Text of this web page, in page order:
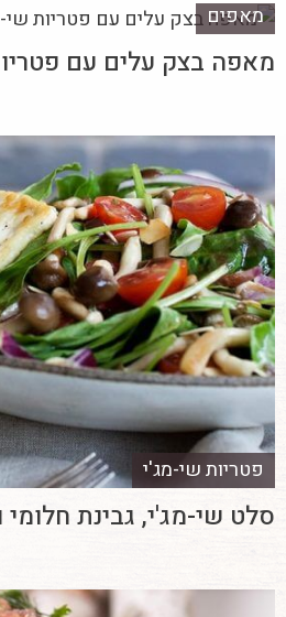
מאפים
מאפה בצק עלים עם
פטריות שי-מג'י
סלט שי-מג'י, גבינת חלומי